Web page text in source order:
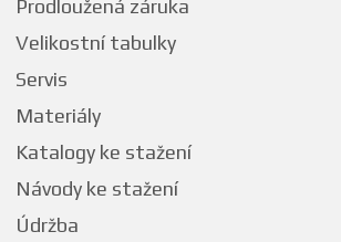
Prodloužená záruka
Velikostní tabulky
Servis
Materiály
Katalogy ke stažení
Návody ke stažení
Údržba